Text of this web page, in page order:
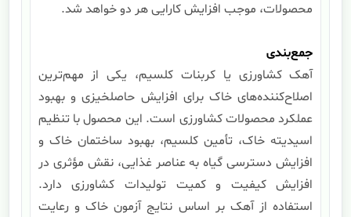
محصولات، موجب افزایش کارایی هر دو خواهد شد.
جمع‌بندی
آهک کشاورزی یا کربنات کلسیم، یکی از مهم‌ترین
اصلاح‌کننده‌های خاک برای افزایش حاصلخیزی و بهبود
عملکرد محصولات کشاورزی است. این محصول با تنظیم
اسیدیته خاک، تأمین کلسیم، بهبود ساختمان خاک و
افزایش دسترسی گیاه به عناصر غذایی، نقش مؤثری در
افزایش کیفیت و کمیت تولیدات کشاورزی دارد.
استفاده از آهک بر اساس نتایج آزمون خاک و رعایت